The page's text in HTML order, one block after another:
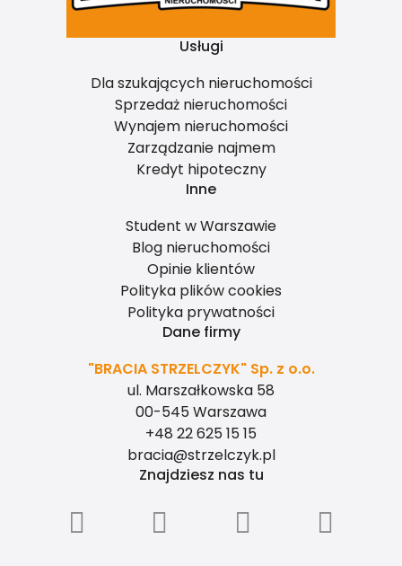
Usługi
Dla szukających nieruchomości
Sprzedaż nieruchomości
Wynajem nieruchomości
Zarządzanie najmem
Kredyt hipoteczny
Inne
Student w Warszawie
Blog nieruchomości
Opinie klientów
Polityka plików cookies
Polityka prywatności
Dane firmy
"BRACIA STRZELCZYK" Sp. z o.o.
ul. Marszałkowska 58
00-545 Warszawa
+48 22 625 15 15
bracia@strzelczyk.pl
Znajdziesz nas tu